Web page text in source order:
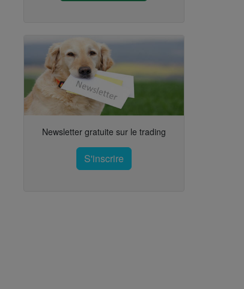
Newsletter gratuite sur le trading
S'inscrire